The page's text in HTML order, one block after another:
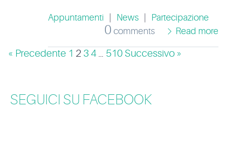
Appuntamenti News Partecipazione
0 comments Read more
« Precedente 1 2 34 … 510 Successivo »
SEGUICI SU FACEBOOK